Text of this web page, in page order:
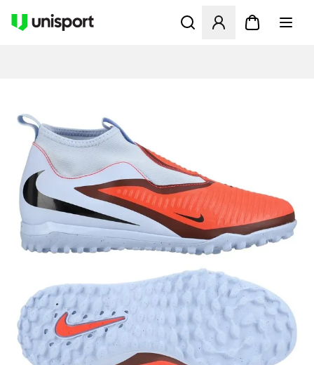
Åbner en Modal til at